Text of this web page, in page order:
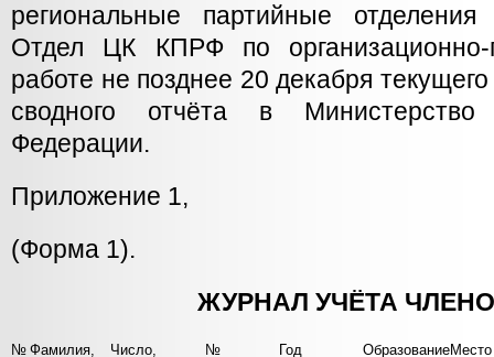
региональные партийные
Отдел ЦК КПРФ по организационно-
работе не позднее 20 декабря
сводного отчёта в Министерство
Федерации.
Приложение 1,
(Форма 1).
ЖУРНАЛ УЧЁТА
№ Фамилия,
Число,
№
Год
Образование